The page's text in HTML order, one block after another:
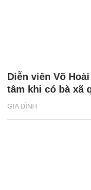
GIA ĐÌNH
Diễn viên Võ
tâm khi có bà xã